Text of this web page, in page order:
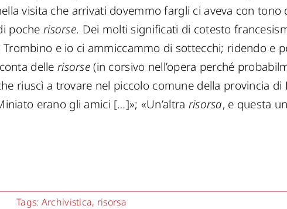
visita che arrivati dovemmo fargli ci aveva con tono
poche risorse. Dei molti significati di cotesto
e io ci ammiccammo di sottecchi; ridendo e
delle risorse(in corsivo nell’opera perché
riuscì a trovare nel piccolo comune della provincia di
erano gli amici […]»; «Un’altra risorsa, e questa
Tags: Archivistica, risorsa